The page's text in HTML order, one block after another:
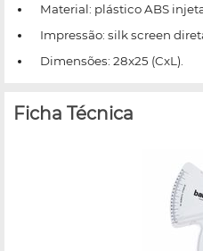
Material: plástico ABS
Impressão: silk screen
Dimensões: 28x25 (CxL).
Ficha Técnica